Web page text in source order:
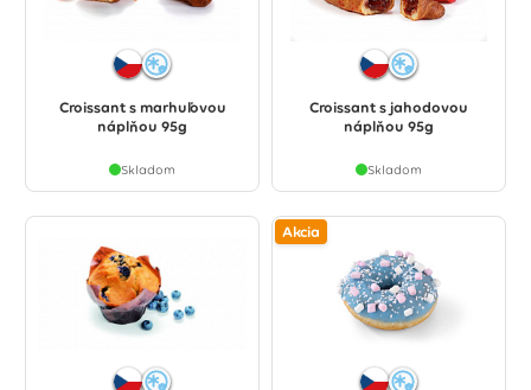
Croissant s marhuľovou
náplňou 95g
Skladom
Croissant s jahodovou
náplňou 95g
Skladom
Akcia